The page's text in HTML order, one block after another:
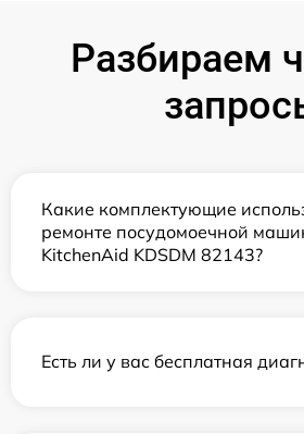
Разбираем
Какие комплектующие
ремонте посудомоечной
KitchenAid KDSDM 82143?
Есть ли у вас бесплатная